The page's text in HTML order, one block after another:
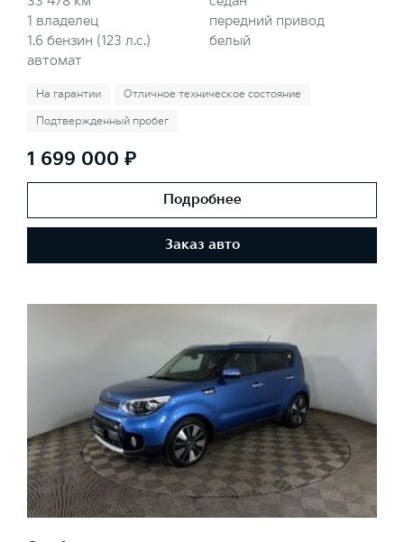
1 владелец
1.6 бензин (123 л.с.)
автомат
передний привод
белый
На гарантии
Отличное техническое состояние
Подтвержденный пробег
1 699 000 ₽
Подробнее
Заказ авто